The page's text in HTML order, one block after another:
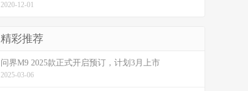
2020-12-01
精彩推荐
问界M9 2025款正式开启预订，计划3月上市
2025-03-06